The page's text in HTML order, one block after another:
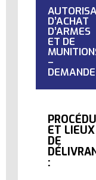
D’ACHAT
D’ARMES
ET DE
–
DEMANDE
ET LIEUX
DE
: